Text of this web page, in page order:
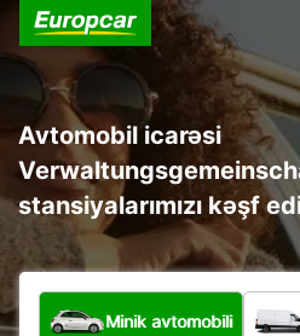
Avtomobil icarəsi
stansiyalarımızı kəşf
Hansı növ nəqliyyat vasitəsi?
Minik avtomobili